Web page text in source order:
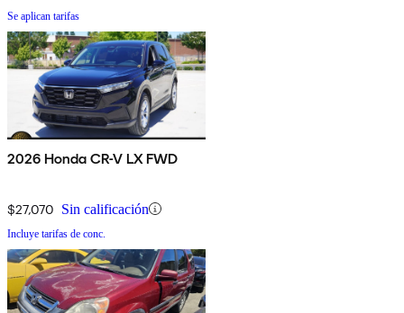
Se aplican tarifas
2026 Honda CR-V LX FWD
$27,070 Sin calificación
Incluye tarifas de conc.